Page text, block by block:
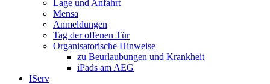
Lage und Anfahrt
Mensa
Anmeldungen
Tag der offenen Tür
Organisatorische Hinweise
zu Beurlaubungen und Krankheit
iPads am AEG
IServ